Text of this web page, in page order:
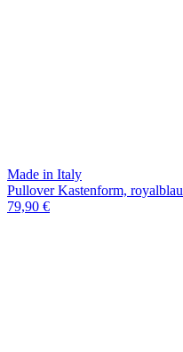
Made in Italy
Pullover Kastenform, royalblau
79,90 €